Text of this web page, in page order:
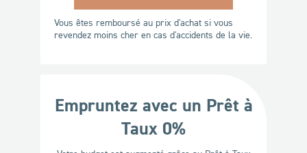
Vous êtes remboursé au prix d'achat si vous
revendez moins cher en cas d'accidents de la vie.
Empruntez avec un Prêt à
Taux 0%